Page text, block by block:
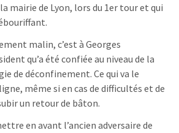
mairie de Lyon, lors du 1er tour et qui
malin, c’est à Georges
qu’a été confiée au niveau de la
de déconfinement. Ce qui va le
même si en cas de difficultés et de
un retour de bâton.
en avant l’ancien adversaire de